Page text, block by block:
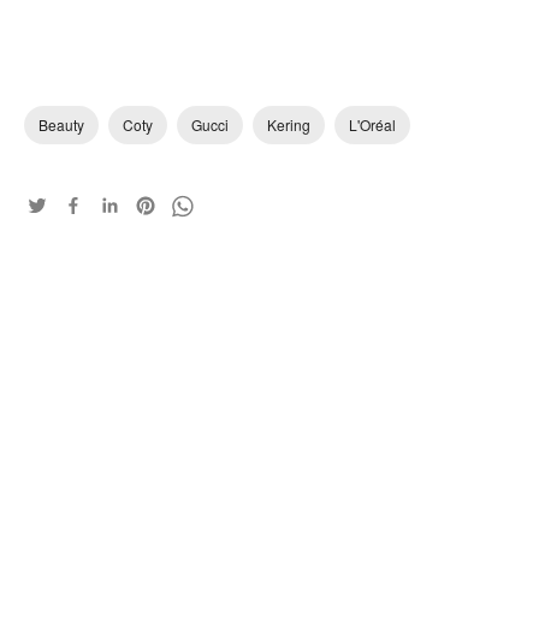
Beauty Coty Gucci Kering L'Oréal